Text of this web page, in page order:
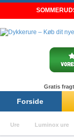
Gratis
Forside
Ure Luminox ure